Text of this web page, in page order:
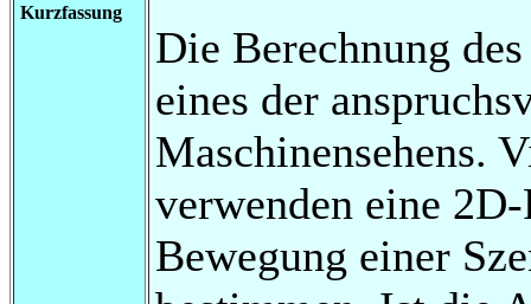
Kurzfassung
Die Berechnung
eines der
Maschinensehens.
verwenden eine
Bewegung einer